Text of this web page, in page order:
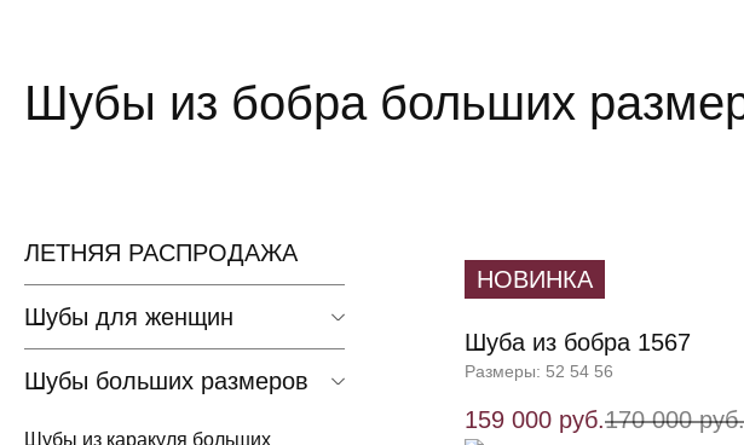
Шубы из бобра больших
ЛЕТНЯЯ РАСПРОДАЖА
Шубы для женщин
Шубы больших размеров
Шубы из каракуля больших
НОВИНКА
Шуба из бобра 1567
Размеры: 52 54 56
159 000 руб.170 000 руб.